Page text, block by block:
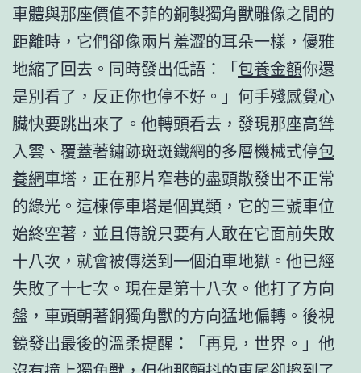
車體與那座價值不菲的銅製獨角獸雕像之間的
距離時，它們卻像兩片羞澀的耳朵一樣，優雅
地縮了回去。同時發出低語：「包養金額你還
是別看了，反正你也停不好。」何手殘感覺心
臟快要跳出來了。他轉頭看去，發現那座高聳
入雲、覆蓋著鏽跡斑斑鐵網的多層機械式停包
養網車塔，正在那片窄巷的盡頭散發出不正常
的綠光。這棟停車塔是個異類，它的三號車位
始終空著，並且傳說只要有人敢在它面前失敗
十八次，就會被傳送到一個泊車地獄。他已經
失敗了十七次。現在是第十八次。他打了方向
盤，車頭朝著銅獨角獸的方向猛地偏轉。後視
鏡發出最後的溫柔提醒：「再見，世界。」他